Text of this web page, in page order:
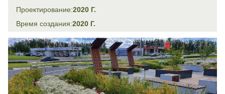
Проектирование:2020 Г.
Время создания:2020 Г.
ВАШ ВОПРОС
СОПРОВОДИТЕЛЬНЫЙ ТЕКСТ